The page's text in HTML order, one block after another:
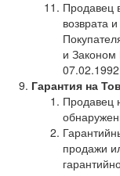
Продавец
возврата
и
Гарантия на
Продавец
продажи